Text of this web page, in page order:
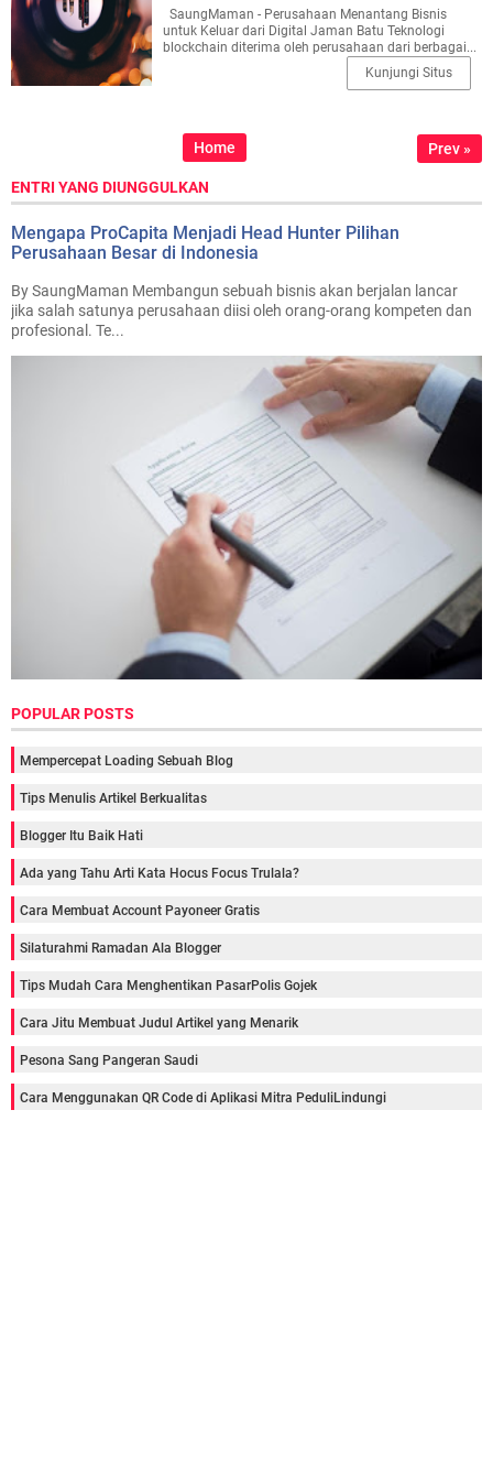
SaungMaman - Perusahaan Menantang Bisnis
untuk Keluar dari Digital Jaman Batu Teknologi
blockchain diterima oleh perusahaan dari berbagai...
Kunjungi Situs
Prev »
Home
ENTRI YANG DIUNGGULKAN
Mengapa ProCapita Menjadi Head Hunter Pilihan
Perusahaan Besar di Indonesia
By SaungMaman Membangun sebuah bisnis akan berjalan lancar
jika salah satunya perusahaan diisi oleh orang-orang kompeten dan
profesional. Te...
POPULAR POSTS
Mempercepat Loading Sebuah Blog
Tips Menulis Artikel Berkualitas
Blogger Itu Baik Hati
Ada yang Tahu Arti Kata Hocus Focus Trulala?
Cara Membuat Account Payoneer Gratis
Silaturahmi Ramadan Ala Blogger
Tips Mudah Cara Menghentikan PasarPolis Gojek
Cara Jitu Membuat Judul Artikel yang Menarik
Pesona Sang Pangeran Saudi
Cara Menggunakan QR Code di Aplikasi Mitra PeduliLindungi